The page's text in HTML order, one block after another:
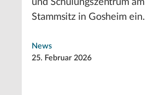
und Schulungszentrum am
Stammsitz in Gosheim ein.
News
25. Februar 2026